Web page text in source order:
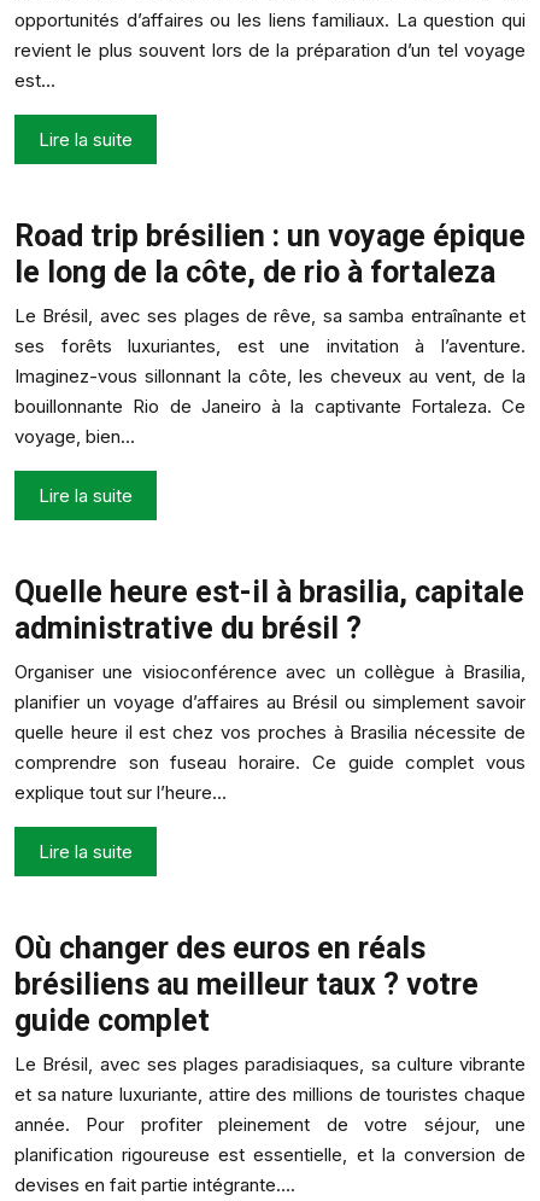
opportunités d’affaires ou les liens familiaux. La question qui
revient le plus souvent lors de la préparation d’un tel voyage
est…
Lire la suite
Road trip brésilien : un voyage épique
le long de la côte, de rio à fortaleza
Le Brésil, avec ses plages de rêve, sa samba entraînante et
ses forêts luxuriantes, est une invitation à l’aventure.
Imaginez-vous sillonnant la côte, les cheveux au vent, de la
bouillonnante Rio de Janeiro à la captivante Fortaleza. Ce
voyage, bien…
Lire la suite
Quelle heure est-il à brasilia, capitale
administrative du brésil ?
Organiser une visioconférence avec un collègue à Brasilia,
planifier un voyage d’affaires au Brésil ou simplement savoir
quelle heure il est chez vos proches à Brasilia nécessite de
comprendre son fuseau horaire. Ce guide complet vous
explique tout sur l’heure…
Lire la suite
Où changer des euros en réals
brésiliens au meilleur taux ? votre
guide complet
Le Brésil, avec ses plages paradisiaques, sa culture vibrante
et sa nature luxuriante, attire des millions de touristes chaque
année. Pour profiter pleinement de votre séjour, une
planification rigoureuse est essentielle, et la conversion de
devises en fait partie intégrante….